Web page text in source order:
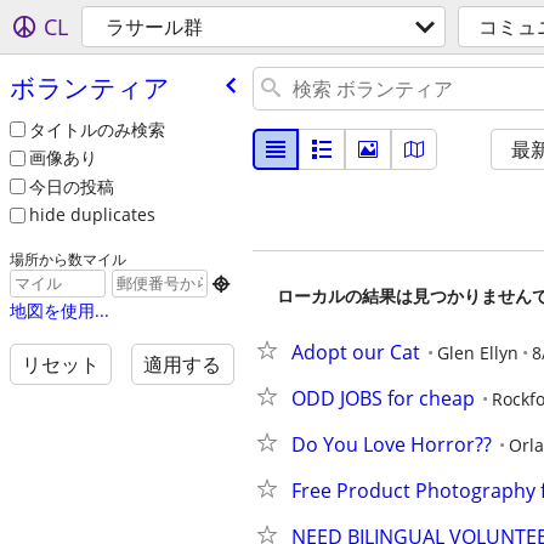
CL ラサール群 コミュ
ボランティア
タイトルのみ検索
画像あり
今日の投稿
hide duplicates
場所から数マイル

地図を使用...
リセット 適用する
最
ローカルの結果は見つかりません
Adopt our Cat Glen Ellyn
ODD JOBS for cheap
Do You Love Horror??
Free Product Photography
NEED BILINGUAL